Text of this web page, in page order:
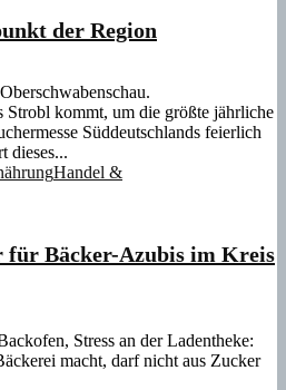
der Region
Strobl kommt, um die größte jährliche
Süddeutschlands feierlich
dieses...
Handel &
für Bäcker-Azubis im Kreis
Stress an der Ladentheke:
macht, darf nicht aus Zucker